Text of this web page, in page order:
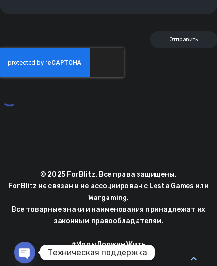
© 2025 ForBlitz. Все права защищены.
ForBlitz не связан и не ассоциирован с Lesta Games или
Wargaming.
Все товарные знаки и наименования принадлежат их
законным правообладателям.
#МодыДолжныЖить
expand_less
Техническая поддержка